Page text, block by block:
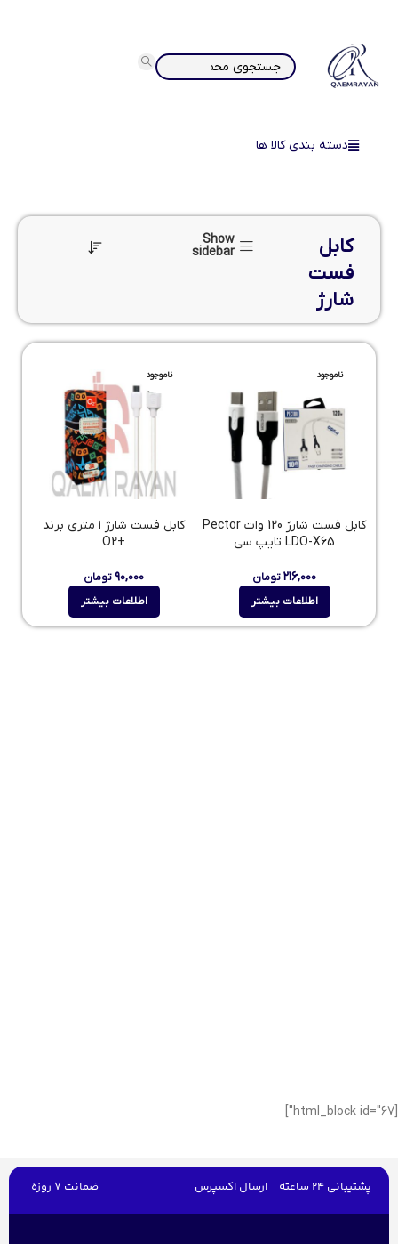
دسته بندی کالا ها
کابل
فست
شارژ
Show
sidebar
ناموجود
کابل فست شارژ 120 وات Pector
LDO-X65 تایپ سی
۲۱۶,۰۰۰تومان
اطلاعات بیشتر
ناموجود
کابل فست شارژ ۱ متری برند
+O2
۹۰,۰۰۰تومان
اطلاعات بیشتر
[html_block id="67"]
پشتیبانی 24 ساعته ارسال اکسپرس ضمانت 7 روزه